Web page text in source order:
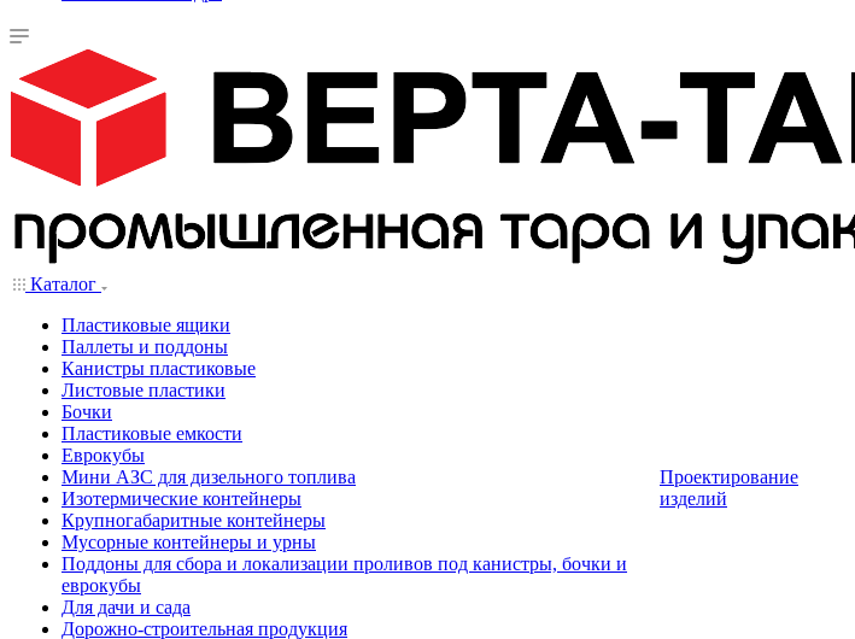
Каталог
Пластиковые ящики
Паллеты и поддоны
Канистры пластиковые
Листовые пластики
Бочки
Пластиковые емкости
Еврокубы
Мини АЗС для дизельного топлива
Изотермические контейнеры
Крупногабаритные контейнеры
Мусорные контейнеры и урны
Поддоны для сбора и локализации проливов под канистры, бочки и
еврокубы
Для дачи и сада
Дорожно-строительная продукция
Проектирование
изделий